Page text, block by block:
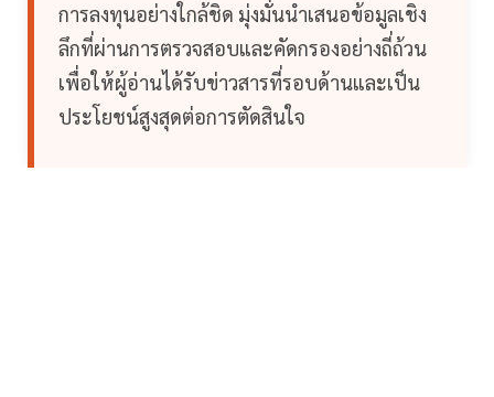
การลงทุนอย่างใกล้ชิด มุ่งมั่นนำเสนอข้อมูลเชิง
ลึกที่ผ่านการตรวจสอบและคัดกรองอย่างถี่ถ้วน
เพื่อให้ผู้อ่านได้รับข่าวสารที่รอบด้านและเป็น
ประโยชน์สูงสุดต่อการตัดสินใจ